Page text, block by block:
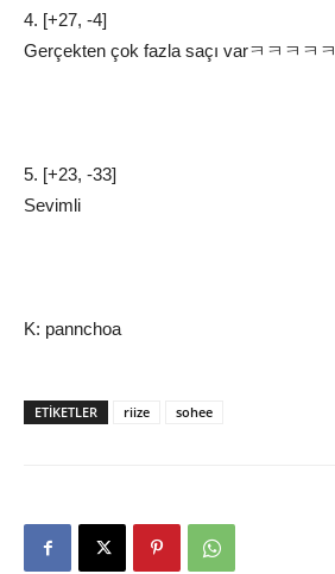
4. [+27, -4]
Gerçekten çok fazla saçı varㅋㅋㅋㅋㅋ
5. [+23, -33]
Sevimli
K: pannchoa
ETIKETLER riize sohee